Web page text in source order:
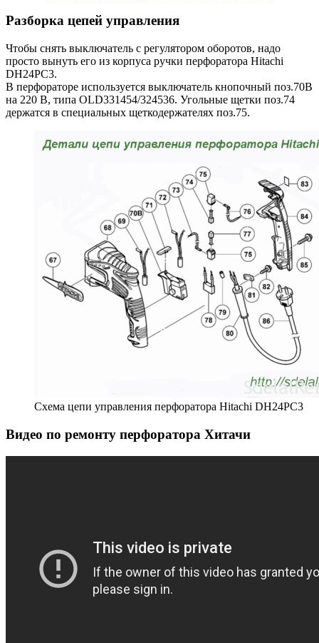
Разборка цепей управления
Чтобы снять выключатель с регулятором оборотов, надо
просто вынуть его из корпуса ручки перфоратора Hitachi
DH24PC3.
В перфораторе используется выключатель кнопочный поз.70В
на 220 В, типа OLD331454/324536. Угольные щетки поз.74
держатся в специальных щеткодержателях поз.75.
Схема цепи управления перфоратора Hitachi DH24PC3
Видео по ремонту перфоратора Хитачи